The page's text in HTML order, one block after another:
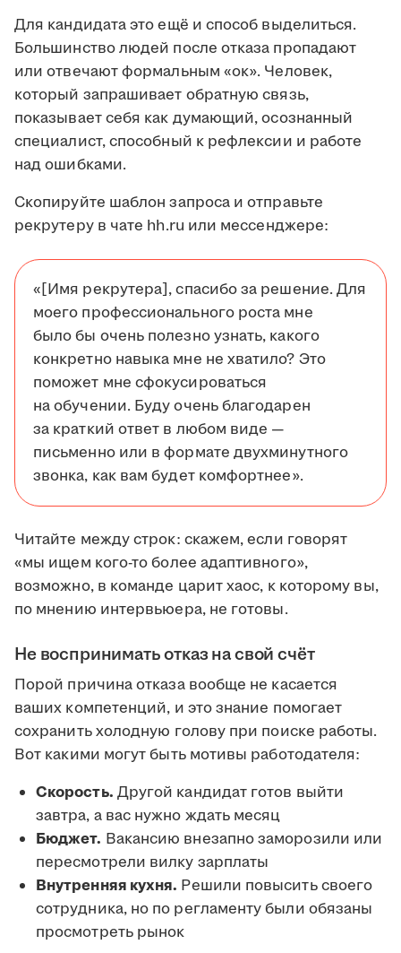
Для кандидата это ещё и способ выделиться.
Большинство людей после отказа пропадают
или отвечают формальным «ок». Человек,
который запрашивает обратную связь,
показывает себя как думающий, осознанный
специалист, способный к рефлексии и работе
над ошибками.
Скопируйте шаблон запроса и отправьте
рекрутеру в чате hh.ru или мессенджере:
«[Имя рекрутера], спасибо за решение. Для
моего профессионального роста мне
было бы очень полезно узнать, какого
конкретно навыка мне не хватило? Это
поможет мне сфокусироваться
на обучении. Буду очень благодарен
за краткий ответ в любом виде —
письменно или в формате двухминутного
звонка, как вам будет комфортнее».
Читайте между строк: скажем, если говорят
«мы ищем кого-то более адаптивного»,
возможно, в команде царит хаос, к которому вы,
по мнению интервьюера, не готовы.
Не воспринимать отказ на свой счёт
Порой причина отказа вообще не касается
ваших компетенций, и это знание помогает
сохранить холодную голову при поиске работы.
Вот какими могут быть мотивы работодателя:
Скорость. Другой кандидат готов выйти
завтра, а вас нужно ждать месяц
Бюджет. Вакансию внезапно заморозили или
пересмотрели вилку зарплаты
Внутренняя кухня. Решили повысить своего
сотрудника, но по регламенту были обязаны
просмотреть рынок